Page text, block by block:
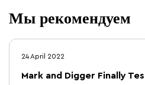
Мы рекомендуем
24 April 2022
Mark and Digger Finally